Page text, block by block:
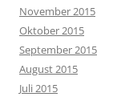
November 2015
Oktober 2015
September 2015
August 2015
Juli 2015